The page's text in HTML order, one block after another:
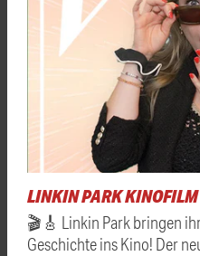
LINKIN PARK KINOFILM
🎬🎸 Linkin Park bringen
Geschichte ins Kino! Der